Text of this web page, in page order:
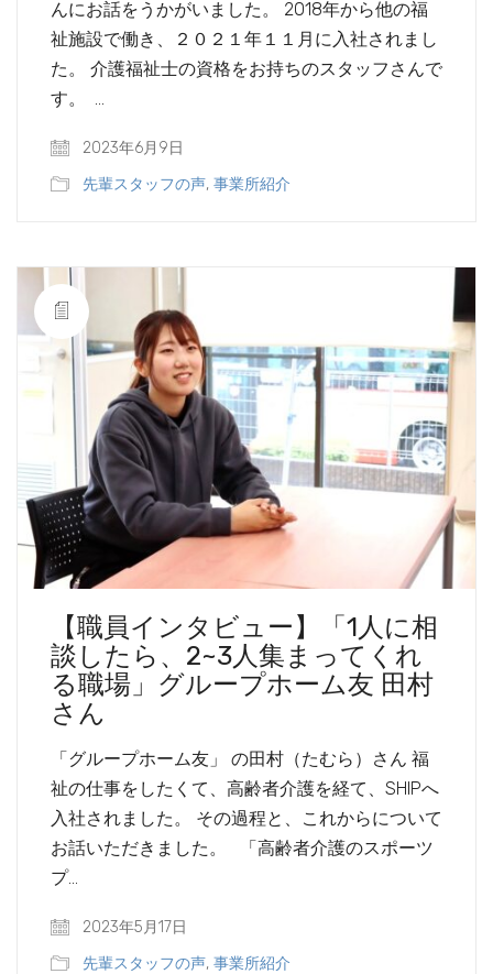
んにお話をうかがいました。 2018年から他の福
祉施設で働き、２０２１年１１月に入社されまし
た。 介護福祉士の資格をお持ちのスタッフさんで
す。 …
2023年6月9日
先輩スタッフの声, 事業所紹介
【職員インタビュー】「1人に相
談したら、2~3人集まってくれ
る職場」グループホーム友 田村
さん
「グループホーム友」 の田村（たむら）さん 福
祉の仕事をしたくて、高齢者介護を経て、SHIPへ
入社されました。 その過程と、これからについて
お話いただきました。 「高齢者介護のスポーツ
プ…
2023年5月17日
先輩スタッフの声, 事業所紹介